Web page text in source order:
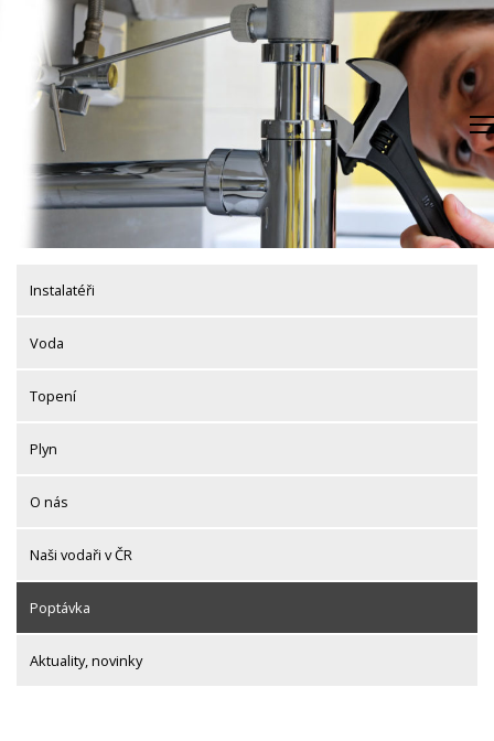
content
Instalatéři
Voda
Topení
Plyn
O nás
Naši vodaři v ČR
Poptávka
Aktuality, novinky